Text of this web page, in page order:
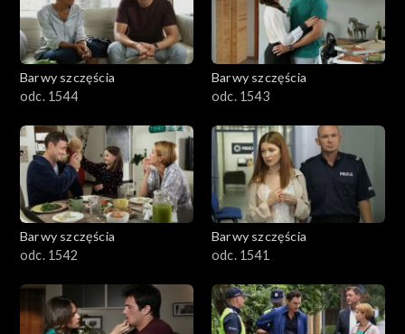
Barwy szczęścia
odc. 1544
Barwy szczęścia
odc. 1543
Barwy szczęścia
odc. 1542
Barwy szczęścia
odc. 1541